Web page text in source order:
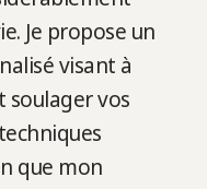
Je propose un
visant à
vos
que mon